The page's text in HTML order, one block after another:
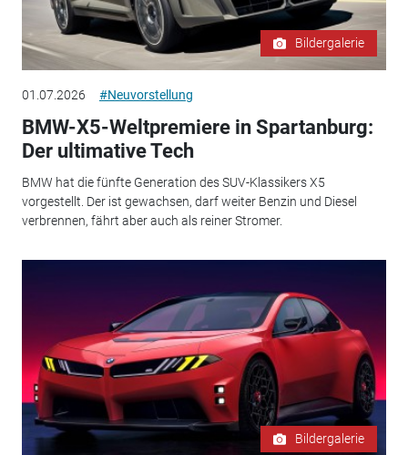
Bildergalerie
01.07.2026 #Neuvorstellung
BMW-X5-Weltpremiere in Spartanburg:
Der ultimative Tech
BMW hat die fünfte Generation des SUV-Klassikers X5
vorgestellt. Der ist gewachsen, darf weiter Benzin und Diesel
verbrennen, fährt aber auch als reiner Stromer.
Bildergalerie